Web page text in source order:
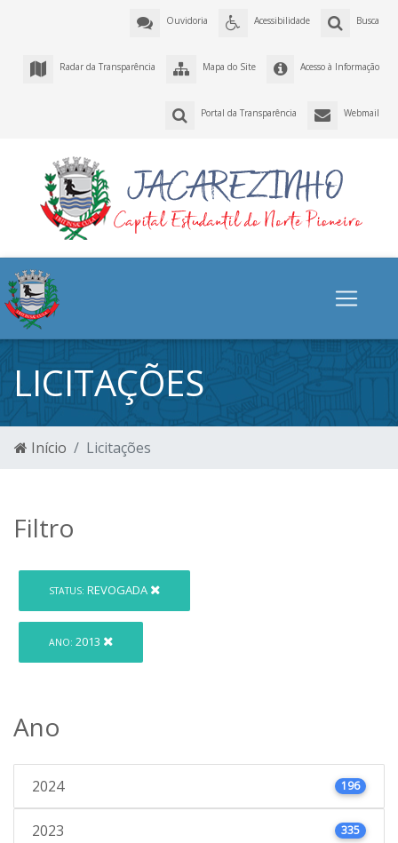
Busca
Acessibilidade
Ouvidoria
Acesso à Informação
Mapa do Site
Radar da Transparência
Webmail
Portal da Transparência
LICITAÇÕES
Início Licitações
Filtro
STATUS: REVOGADA
ANO: 2013
Ano
2024 196
2023 335